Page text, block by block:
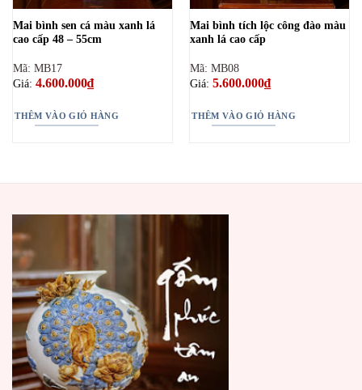
Mai bình sen cá màu xanh lá
cao cấp 48 – 55cm
Mã: MB17
Giá: 4.600.000₫
THÊM VÀO GIỎ HÀNG
Mai bình tích lộc công đào màu
xanh lá cao cấp
Mã: MB08
Giá: 5.600.000₫
THÊM VÀO GIỎ HÀNG